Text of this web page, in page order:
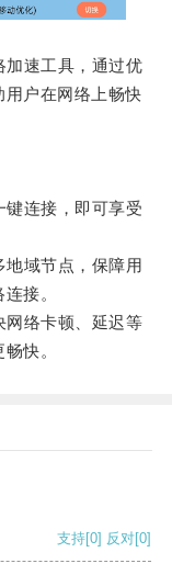
速工具，通过优
户在网络上畅快
连接，即可享受
域节点，保障用
接。
络卡顿、延迟等
快。
支持[0] 反对[0]